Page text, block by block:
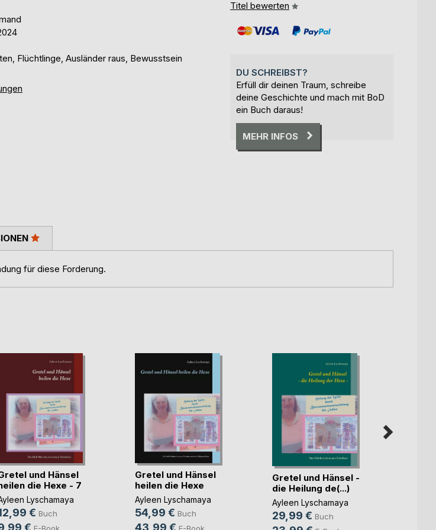
Flüchtlinge, Ausländer raus, Bewusstsein
Titel bewerten
DU SCHREIBST?
Erfüll dir deinen Traum, schreibe
deine Geschichte und mach mit BoD
ein Buch daraus!
MEHR INFOS
für diese Forderung.
und Hänsel
die Hexe - 7
Lyschamaya
€ Buch
€
Gretel und Hänsel
heilen die Hexe
Ayleen Lyschamaya
54,99 € Buch
43,99 €
Gretel und Hänsel -
die Heilung de(...)
Ayleen Lyschamaya
29,99 € Buch